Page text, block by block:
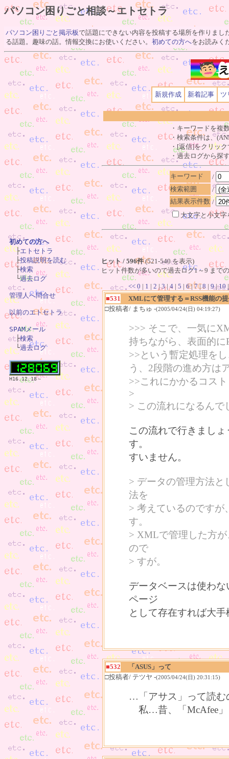
パソコン困りごと相談～エトセトラ
パソコン困りごと掲示板で話題にできない内容を投稿する場所を作りまし
る話題。趣味の話。情報交換にお使いください。 初めての方へをお読みく
新規作成 新着記事 ツ
・キーワードを複
・検索条件は、
・[返信]をクリッ
・過去ログから探
キーワード
/
検索範囲
/
結果表示件数 /
大文字と小文字
ヒット / 596件(521-540 を表示)
ヒット件数が多いので過去ログ1～9 まで
<< 0 | 1 | 2 |3| 4| 5 | 6|7|8 | 9|10
■531
XMLにて管理する＝RSS機能の
□投稿者/ まちゅ -(2005/04/24(日) 04:19:27)
>>> そこで、一気に
持ちながら、表面的
>>という暫定処理を
う、2段階の進め方は
>>これにかかるコス
>
> この流れになるんで
この流れで行きまし
す。
すいません。
> データの管理方法
法を
> 考えているのですが
す。
> XMLで管理した方
ので
> すが。
データベースは使わ
ページ
として存在すれば大
■532
「ASUS」って
□投稿者/ テツヤ -(2005/04/24(日) 20:31:15)
…「アサス」って読む
私…昔、「McAfee」
初めての方へ
├エトセトラ
├投稿説明を読む
├検索
└過去ログ
管理人へ問合せ
以前のエトセトラ
SPAMメール
├検索
└過去ログ
H16.12.18～